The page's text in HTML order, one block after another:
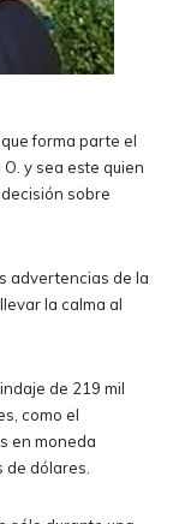
forma parte el
y sea este quien
sobre
advertencias de la
la calma al
de 219 mil
como el
en moneda
dólares.